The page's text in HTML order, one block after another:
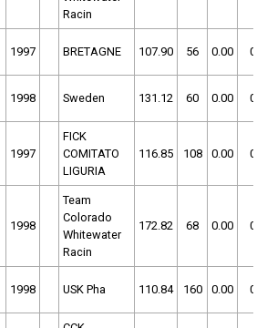
Racin
1997 BRETAGNE 107.90 56 0.00 0
1998 Sweden 131.12 60 0.00 0
1997
FICK
COMITATO
LIGURIA
116.85 108 0.00 0
1998
Team
Colorado
Whitewater
Racin
172.82 68 0.00 0
1998 USK Pha 110.84 160 0.00 0